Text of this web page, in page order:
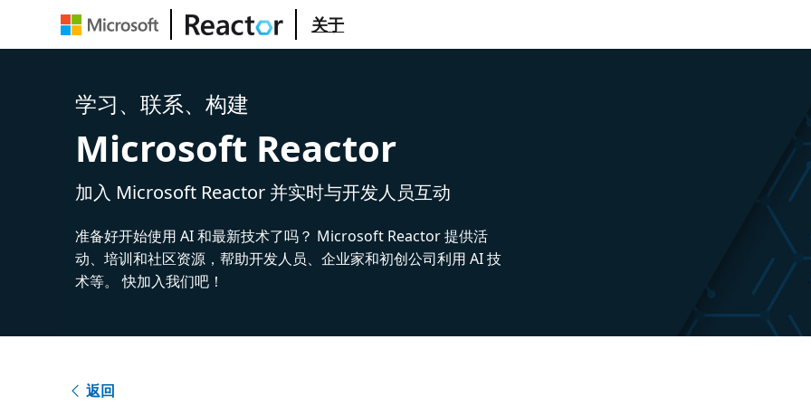
关于
学习、联系、构建
Microsoft Reactor
加入 Microsoft Reactor 并实时与开发人员互动
准备好开始使用 AI 和最新技术了吗？ Microsoft Reactor 提供活
动、培训和社区资源，帮助开发人员、企业家和初创公司利用 AI 技
术等。 快加入我们吧！
返回